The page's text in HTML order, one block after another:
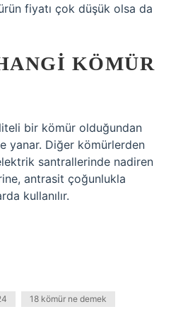
fiyatı çok düşük olsa da
KÖMÜR
bir kömür olduğundan
yanar. Diğer kömürlerden
santrallerinde nadiren
antrasit çoğunlukla
kullanılır.
18 kömür ne demek